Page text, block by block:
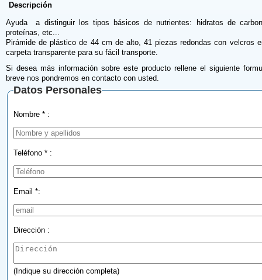
Descripción
Ayuda a distinguir los tipos básicos de nutrientes: hidratos de
proteínas, etc...
Pirámide de plástico de 44 cm de alto, 41 piezas redondas con velcros
carpeta transparente para su fácil transporte.
Si desea más información sobre este producto rellene el siguiente
breve nos pondremos en contacto con usted.
Datos Personales
Nombre * :
Teléfono * :
Email *:
Dirección :
(Indique su dirección completa)